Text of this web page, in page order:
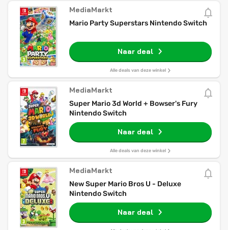
MediaMarkt
Mario Party Superstars Nintendo Switch
Naar deal
Alle deals van deze winkel
MediaMarkt
Super Mario 3d World + Bowser's Fury
Nintendo Switch
Naar deal
Alle deals van deze winkel
MediaMarkt
New Super Mario Bros U - Deluxe
Nintendo Switch
Naar deal